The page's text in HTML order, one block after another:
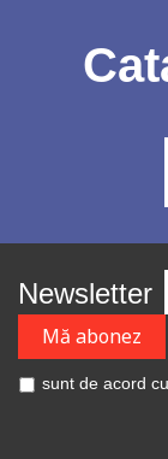
Newsletter
sunt de acord cu